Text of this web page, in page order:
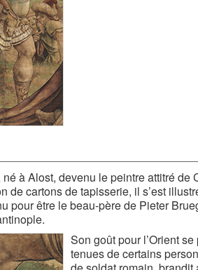
à Alost, devenu le peintre attitré de
de cartons de tapisserie, il s’est
pour être le beau-père de Pieter
Son goût pour l’Orient
tenues de certains